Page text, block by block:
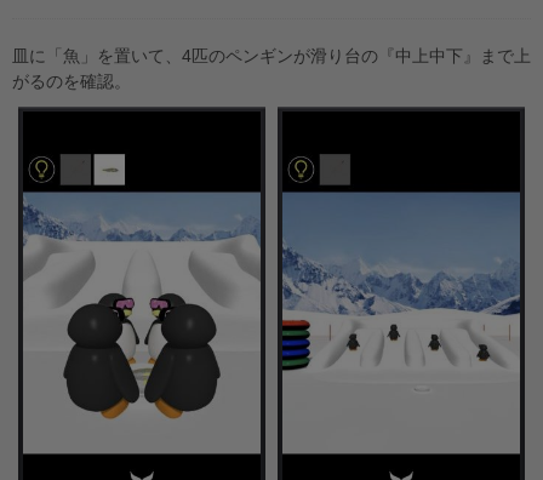
皿に「魚」を置いて、4匹のペンギンが滑り台の『中上中下』まで上
がるのを確認。